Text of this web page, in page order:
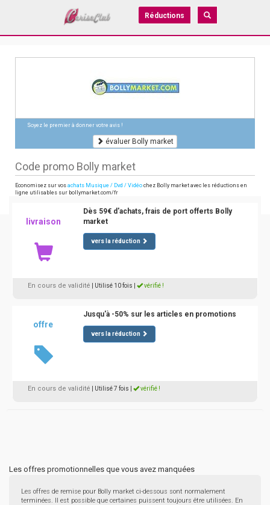
Réductions
Soyez le premier à donner votre avis !
évaluer Bolly market
Code promo Bolly market
Economisez sur vos achats Musique / Dvd / Vidéo chez Bolly market avec les réductions en
ligne utilisables sur bollymarket.com/fr
livraison
Dès 59€ d'achats, frais de port offerts Bolly
market
vers la réduction
En cours de validité | Utilisé 10 fois vérifié !
offre
Jusqu'à -50% sur les articles en promotions
vers la réduction
En cours de validité | Utilisé 7 fois vérifié !
Les offres promotionnelles que vous avez manquées
Les offres de remise pour Bolly market ci-dessous sont normalement
terminées. Il est possible que certaines puissent toujours être utilisées. En